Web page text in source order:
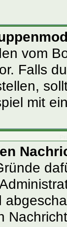
vom
Falls
mit